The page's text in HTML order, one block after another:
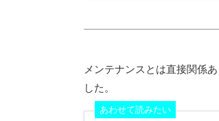
メンテナンスとは直接関係
した。
あわせて読みたい